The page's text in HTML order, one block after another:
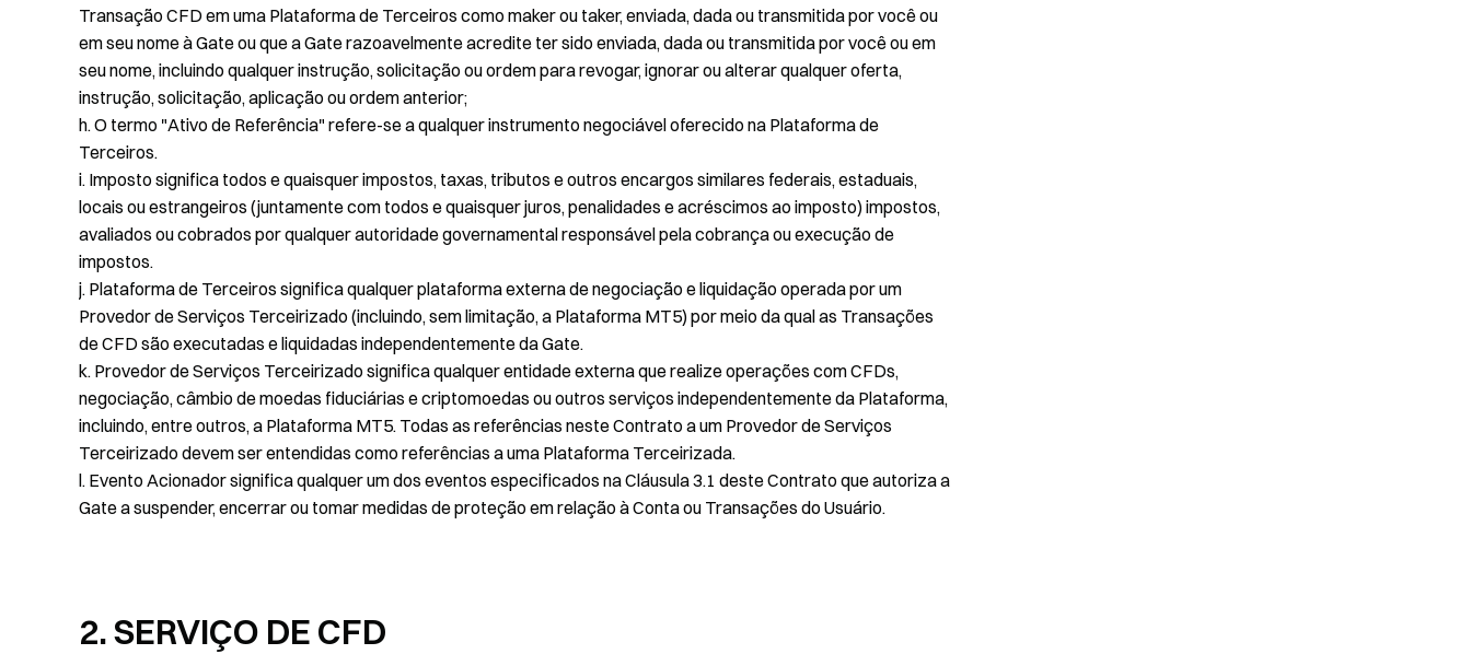
Transação CFD em uma Plataforma de Terceiros como maker ou taker, enviada, dada ou transmitida por você ou
em seu nome à Gate ou que a Gate razoavelmente acredite ter sido enviada, dada ou transmitida por você ou em
seu nome, incluindo qualquer instrução, solicitação ou ordem para revogar, ignorar ou alterar qualquer oferta,
instrução, solicitação, aplicação ou ordem anterior;
h. O termo "Ativo de Referência" refere-se a qualquer instrumento negociável oferecido na Plataforma de
Terceiros.
i. Imposto significa todos e quaisquer impostos, taxas, tributos e outros encargos similares federais, estaduais,
locais ou estrangeiros (juntamente com todos e quaisquer juros, penalidades e acréscimos ao imposto) impostos,
avaliados ou cobrados por qualquer autoridade governamental responsável pela cobrança ou execução de
impostos.
j. Plataforma de Terceiros significa qualquer plataforma externa de negociação e liquidação operada por um
Provedor de Serviços Terceirizado (incluindo, sem limitação, a Plataforma MT5) por meio da qual as Transações
de CFD são executadas e liquidadas independentemente da Gate.
k. Provedor de Serviços Terceirizado significa qualquer entidade externa que realize operações com CFDs,
negociação, câmbio de moedas fiduciárias e criptomoedas ou outros serviços independentemente da Plataforma,
incluindo, entre outros, a Plataforma MT5. Todas as referências neste Contrato a um Provedor de Serviços
Terceirizado devem ser entendidas como referências a uma Plataforma Terceirizada.
l. Evento Acionador significa qualquer um dos eventos especificados na Cláusula 3.1 deste Contrato que autoriza a
Gate a suspender, encerrar ou tomar medidas de proteção em relação à Conta ou Transações do Usuário.
2. SERVIÇO DE CFD